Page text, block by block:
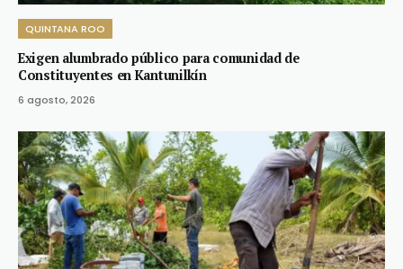
QUINTANA ROO
Exigen alumbrado público para comunidad de
Constituyentes en Kantunilkín
6 agosto, 2026